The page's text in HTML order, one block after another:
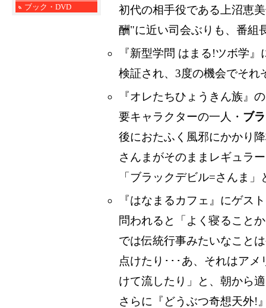
初代の相手役である上沼恵
酬"に近い司会ぶりも、番組
『新型学問 はまる!ツボ学
検証され、3度の機会でそれ
『オレたちひょうきん族』
要キャラクターの一人・ ブ
後におたふく風邪にかかり
さんまがそのままレギュラ
「ブラックデビル=さんま
『はなまるカフェ』にゲス
問われると「よく寝ること
では伝統行事みたいなこと
点けたり･･･あ、それはア
けて流したり」と、朝から
さらに『どうぶつ奇想天外!
ブック・DVD